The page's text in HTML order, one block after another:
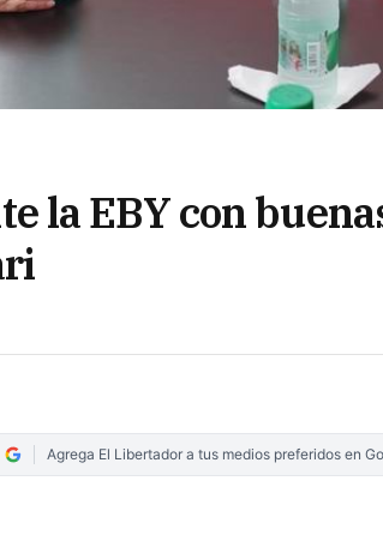
la EBY con
Agrega El Libertador a tus medios preferidos en